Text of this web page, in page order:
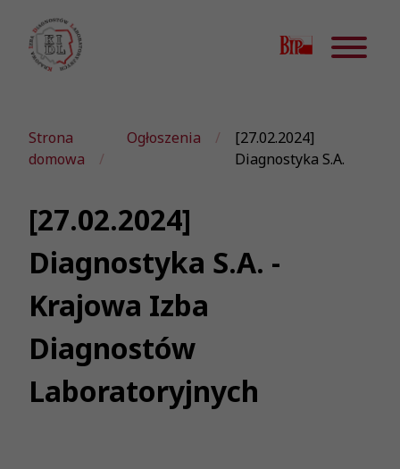
Strona
domowa
Ogłoszenia
[27.02.2024]
Diagnostyka S.A.
[27.02.2024]
Diagnostyka S.A. -
Krajowa Izba
Diagnostów
Laboratoryjnych